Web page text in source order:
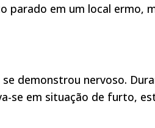
parado em um local ermo,
demonstrou nervoso.
se em situação de furto,